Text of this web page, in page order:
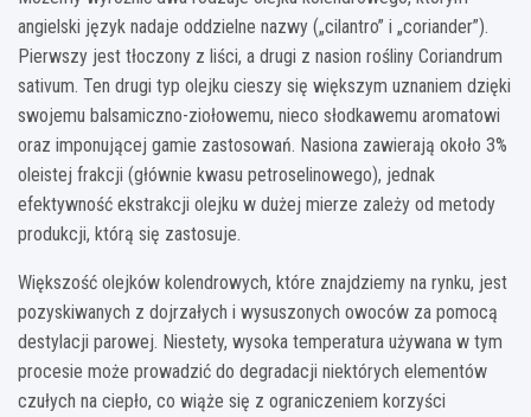
angielski język nadaje oddzielne nazwy („cilantro” i „coriander”).
Pierwszy jest tłoczony z liści, a drugi z nasion rośliny Coriandrum
sativum. Ten drugi typ olejku cieszy się większym uznaniem dzięki
swojemu balsamiczno-ziołowemu, nieco słodkawemu aromatowi
oraz imponującej gamie zastosowań. Nasiona zawierają około 3%
oleistej frakcji (głównie kwasu petroselinowego), jednak
efektywność ekstrakcji olejku w dużej mierze zależy od metody
produkcji, którą się zastosuje.
Większość olejków kolendrowych, które znajdziemy na rynku, jest
pozyskiwanych z dojrzałych i wysuszonych owoców za pomocą
destylacji parowej. Niestety, wysoka temperatura używana w tym
procesie może prowadzić do degradacji niektórych elementów
czułych na ciepło, co wiąże się z ograniczeniem korzyści